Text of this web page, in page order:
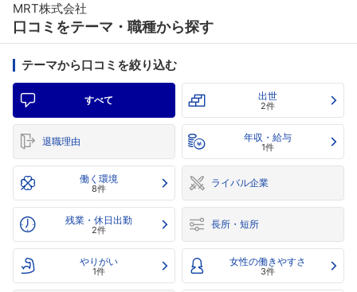
MRT株式会社
口コミをテーマ・職種から探す
テーマから口コミを絞り込む
すべて 出世
2件
退職理由 年収・給与
1件
働く環境
8件 ライバル企業
残業・休日出勤
2件 長所・短所
やりがい
1件
女性の働きやすさ
3件